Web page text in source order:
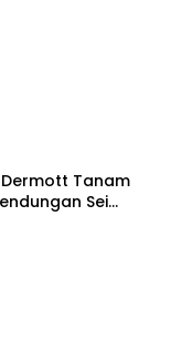
Tanam
Sei